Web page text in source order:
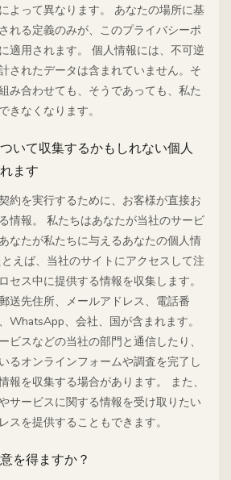
よって異なります。 あなたの場所に基
れる定義のみが、このプライバシーポ
適用されます。 個人情報には、不可逆
されたデータは含まれていません。そ
み合わせても、そうであっても、私た
きなくなります。
いて収集するかもしれない個人
ます
約を実行するために、お客様が直接お
情報。 私たちはあなたが当社のサービ
なたが私たちに与えるあなたの個人情
えば、当社のサイトにアクセスして注
セス中に提供する情報を収集します。
送先住所、メールアドレス、電話番
WhatsApp、会社、国が含まれます。
ビスなどの当社の部門と通信したり、
るオンラインフォームや調査を完了し
報を収集する場合があります。 また、
サービスに関する情報を受け取りたい
スを提供することもできます。
を得ますか？